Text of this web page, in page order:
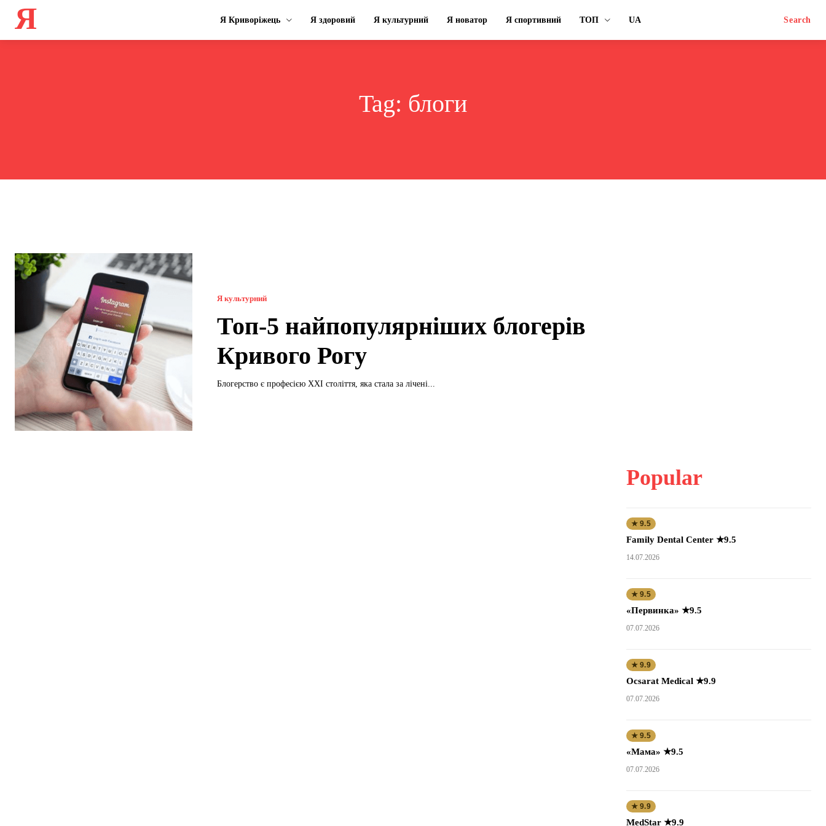
Я Я Криворіжець Я здоровий Я культурний Я новатор Я спортивний ТОП UA Search
Tag: блоги
Я культурний
Топ-5 найпопулярніших блогерів
Кривого Рогу
Блогерство є професією ХХІ століття, яка стала за лічені...
Popular
★ 9.5
Family Dental Center ★9.5
14.07.2026
★ 9.5
«Первинка» ★9.5
07.07.2026
★ 9.9
Ocsarat Medical ★9.9
07.07.2026
★ 9.5
«Мама» ★9.5
07.07.2026
★ 9.9
MedStar ★9.9